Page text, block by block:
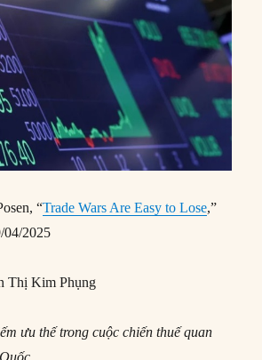
“Trade Wars Are Easy to Lose,”
04/2025
Thị Kim Phụng
ưu thế trong cuộc chiến thuế quan